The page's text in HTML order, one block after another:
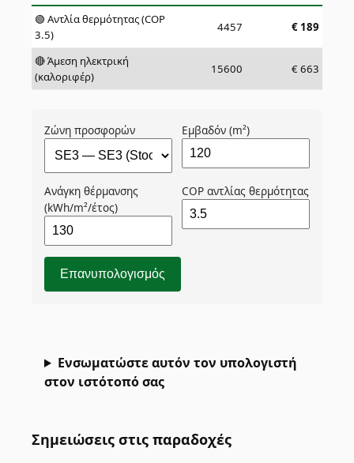
🟢 Αντλία θερμότητας (COP
3.5)
4457 € 189
🔴 Άμεση ηλεκτρική
(καλοριφέρ)
15600 € 663
Ζώνη προσφορών Εμβαδόν (m²)
Ανάγκη θέρμανσης
(kWh/m²/έτος)
COP αντλίας θερμότητας
Επανυπολογισμός
Ενσωματώστε αυτόν τον υπολογιστή
στον ιστότοπό σας
Σημειώσεις στις παραδοχές